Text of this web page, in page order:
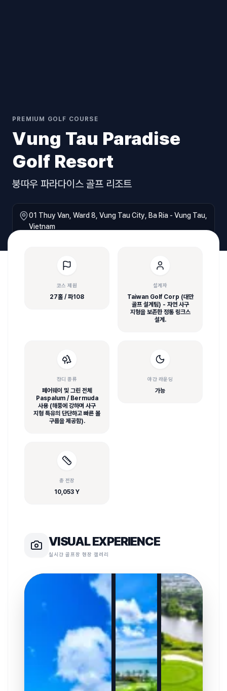
PREMIUM GOLF COURSE
Vung Tau Paradise
Golf Resort
붕따우 파라다이스 골프 리조트
01 Thuy Van, Ward 8, Vung Tau City, Ba Ria - Vung Tau,
Vietnam
코스 제원
27홀 / 파108
설계자
Taiwan Golf Corp (대만
골프 설계팀) - 자연 사구
지형을 보존한 정통 링크스
설계.
잔디 종류
페어웨이 및 그린 전체
Paspalum / Bermuda
사용 (해풍에 강하며 사구
지형 특유의 단단하고 빠른 볼
구름을 제공함).
야간 라운딩
가능
총 전장
10,053 Y
VISUAL EXPERIENCE
실시간 골프장 현장 갤러리